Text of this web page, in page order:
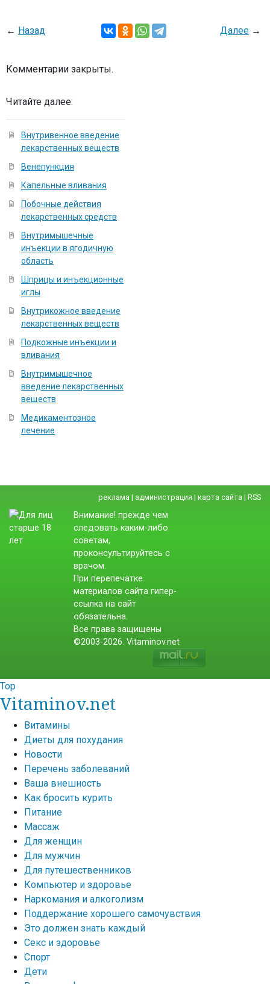
← Назад Далее →
Комментарии закрыты.
Читайте далее:
Внутривенное введение
лекарственных веществ
Венепункция
Капельные вливания
Побочные действия
лекарственных средств
Внутримышечные
инъекции в ягодичную
область
Шприцы и инъекционные
иглы
Внутрикожное введение
лекарственных веществ
Подкожные инъекции и
вливания
Внутримышечное
введение лекарственных
веществ
Медикаментозное
лечение
реклама | администрация | карта сайта | RSS
Внимание! прежде чем
следовать каким-либо
советам,
проконсультируйтесь с
врачом.
При перепечатке
материалов сайта гипер-
ссылка на сайт
обязательна.
Все права защищены
©2003-2026. Vitaminov.net
Top
Vitaminov.net
Витамины
Диеты для похудания
Новости
Перечень заболеваний
Ваша внешность
Как бросить курить
Питание
Массаж
Для женщин
Для мужчин
Для путешественников
Компьютер и здоровье
Наркомания и алкоголизм
Поддержание хорошего самочувствия
Это должен знать каждый
Секс и здоровье
Спорт
Дети